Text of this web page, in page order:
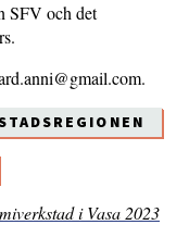
SFV och det
i Vasa 2023